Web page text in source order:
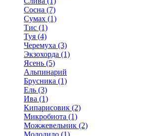
Сосна (7)
Сумах (1)
Тис (1)
Туя (4)
Черемуха (3)
Экзохорда (1)
Ясень (5)
Альпинарий
Брусника (1)
Ель (3)
Ива (1)
Кипарисовик (2)
Микробиота (1)
Можжевельник (2)
Молодило (1)